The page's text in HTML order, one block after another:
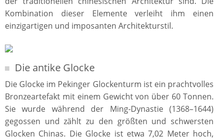
Kombination dieser Elemente verleiht ihm einen
einzigartigen und imposanten Architekturstil.
Die antike Glocke
Die Glocke im Pekinger Glockenturm ist ein prachtvolles
Bronzeartefakt mit einem Gewicht von über 60 Tonnen.
Sie wurde während der Ming-Dynastie (1368–1644)
gegossen und zählt zu den größten und schwersten
Glocken Chinas. Die Glocke ist etwa 7,02 Meter hoch,